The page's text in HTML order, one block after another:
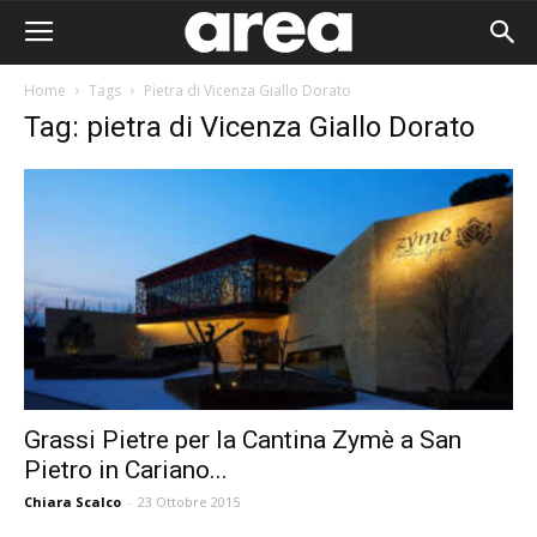
Home Tags Pietra di Vicenza Giallo Dorato
Tag: pietra di Vicenza Giallo Dorato
Grassi Pietre per la Cantina Zymè a San
Pietro in Cariano...
Chiara Scalco - 23 Ottobre 2015